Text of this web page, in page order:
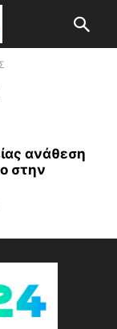
ανάθεση
στην